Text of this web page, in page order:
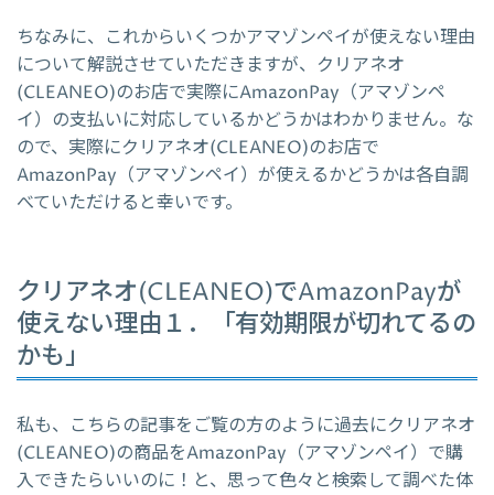
ちなみに、これからいくつかアマゾンペイが使えない理由
について解説させていただきますが、クリアネオ
(CLEANEO)のお店で実際にAmazonPay（アマゾンペ
イ）の支払いに対応しているかどうかはわかりません。な
ので、実際にクリアネオ(CLEANEO)のお店で
AmazonPay（アマゾンペイ）が使えるかどうかは各自調
べていただけると幸いです。
クリアネオ(CLEANEO)でAmazonPayが
使えない理由１．「有効期限が切れてるの
かも」
私も、こちらの記事をご覧の方のように過去にクリアネオ
(CLEANEO)の商品をAmazonPay（アマゾンペイ）で購
入できたらいいのに！と、思って色々と検索して調べた体